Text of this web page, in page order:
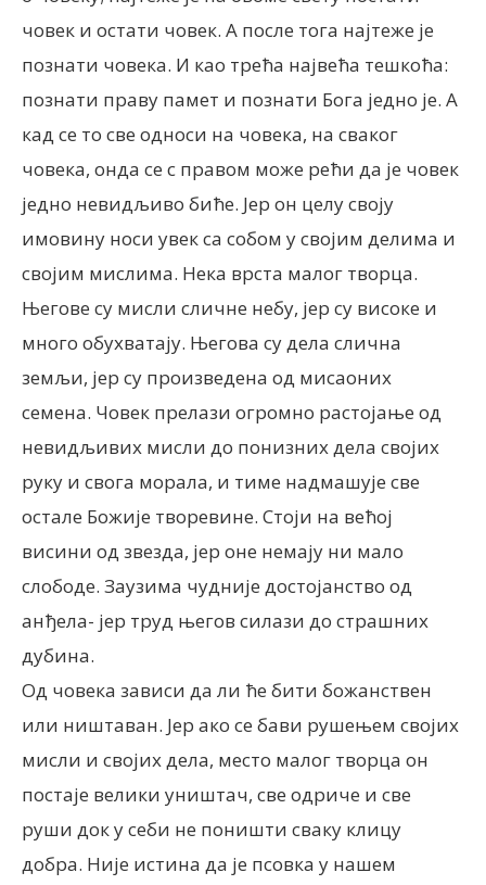
човек и остати човек. А после тога најтеже је
познати човека. И као трећа највећа тешкоћа:
познати праву памет и познати Бога једно је. А
кад се то све односи на човека, на сваког
човека, онда се с правом може рећи да је човек
једно невидљиво биће. Јер он целу своју
имовину носи увек са собом у својим делима и
својим мислима. Нека врста малог творца.
Његове су мисли сличне небу, јер су високе и
много обухватају. Његова су дела слична
земљи, јер су произведена од мисаоних
семена. Човек прелази огромно растојање од
невидљивих мисли до понизних дела својих
руку и свога морала, и тиме надмашује све
остале Божије творевине. Стоји на већој
висини од звезда, јер оне немају ни мало
слободе. Заузима чудније достојанство од
анђела- јер труд његов силази до страшних
дубина.
Од човека зависи да ли ће бити божанствен
или ништаван. Јер ако се бави рушењем својих
мисли и својих дела, место малог творца он
постаје велики уништач, све одриче и све
руши док у себи не поништи сваку клицу
добра. Није истина да је псовка у нашем